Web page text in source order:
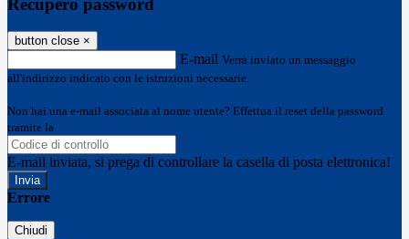
button close ×
E-mail Verrà inviato un messaggio
all'indirizzo indicato con le istruzioni necessarie.
Non hai una e-mail associata al nome utente? Effettua il reset della password
tramite la
E-mail inviata, si prega di controllare la casella di posta elettronica!
Errore
Chiudi